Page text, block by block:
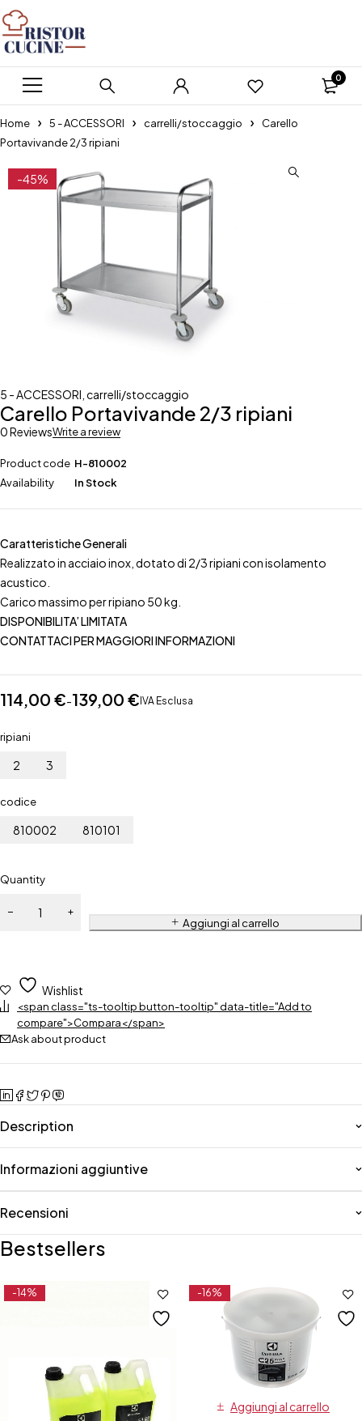
0
Home 5 - ACCESSORI carrelli/stoccaggio
Carello
Portavivande 2/3 ripiani
-45%
5 - ACCESSORI carrelli/stoccaggio
Carello Portavivande 2/3 ripiani
0 ReviewsWrite a review
Product code H-810002
Availability
In Stock
Caratteristiche Generali
Realizzato in acciaio inox, dotato di 2/3 ripiani con isolamento
acustico.
Carico massimo per ripiano 50 kg.
DISPONIBILITA’ LIMITATA
CONTATTACI PER MAGGIORI INFORMAZIONI
114,00 €-139,00 € IVA Esclusa
ripiani
2 3
codice
810002 810101
Quantity
Aggiungi al carrello
Wishlist
<span class="ts-tooltip button-tooltip" data-title="Add to
compare">Compara</span>
Ask about product
Description
Informazioni aggiuntive
Recensioni
Bestsellers
-14% -16%
Aggiungi al carrello